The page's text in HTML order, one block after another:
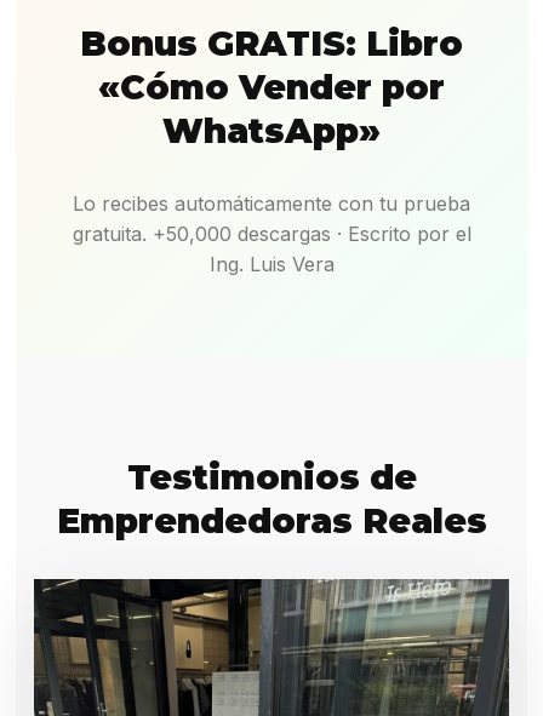
Bonus GRATIS: Libro
«Cómo Vender por
WhatsApp»
Lo recibes automáticamente con tu prueba
gratuita. +50,000 descargas · Escrito por el
Ing. Luis Vera
Testimonios de
Emprendedoras Reales